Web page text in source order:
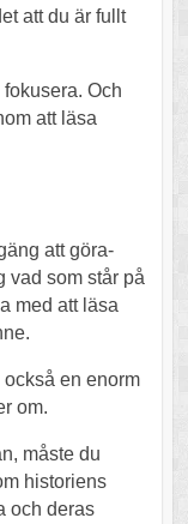
att du är fullt
Och
att läsa
att göra-
vad som står på
med att läsa
en enorm
om.
måste du
historiens
och deras